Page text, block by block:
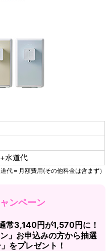
水道代
代＝月額費用(その他料金は含まず）
ンペーン
常3,140円が1,570円に！
」お申込みの方から抽選
をプレゼント！